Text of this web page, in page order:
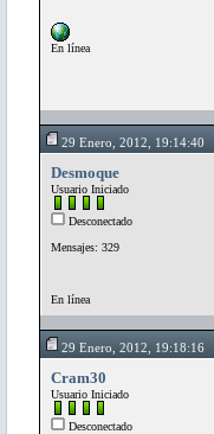
En línea
29 Enero, 2012, 19:14:40
Desmoque
Usuario Iniciado
Desconectado
Mensajes: 329
En línea
29 Enero, 2012, 19:18:16
Cram30
Usuario Iniciado
Desconectado